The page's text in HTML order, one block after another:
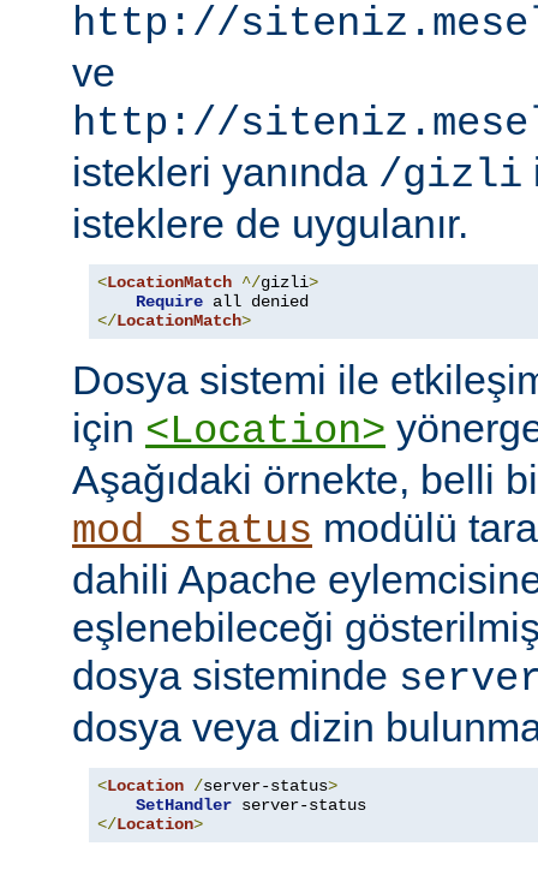
http://
ve
http://
istekleri yanında /gizli
isteklere de uygulanır.
<LocationMatch ^/gizli>
Require
</LocationMatch>
Dosya sistemi ile
için <Location>
Aşağıdaki örnekte, belli
mod_status modülü
dahili Apache
eşlenebileceği
dosya sisteminde
dosya veya dizin
<Location /server-status>
SetHandler
</Location>